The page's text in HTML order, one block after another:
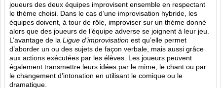
joueurs des deux équipes improvisent ensemble en respectant
le thème choisi. Dans le cas d’une improvisation hybride, les
équipes doivent, à tour de rôle, improviser sur un thème donné
alors que des joueurs de l’équipe adverse se joignent à leur jeu.
L’avantage de la Ligue d’improvisation est qu’elle permet
d’aborder un ou des sujets de façon verbale, mais aussi grâce
aux actions exécutées par les élèves. Les joueurs peuvent
également transmettre leurs idées par le mime, le chant ou par
le changement d’intonation en utilisant le comique ou le
dramatique.